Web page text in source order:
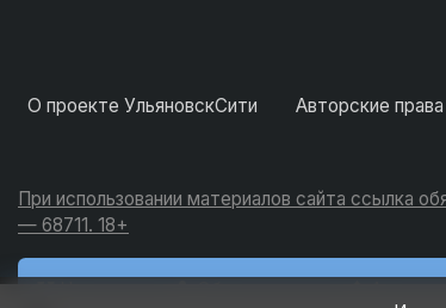
О проекте УльяновскСити Авторские права
При использовании материалов сайта ссылка
— 68711. 18+